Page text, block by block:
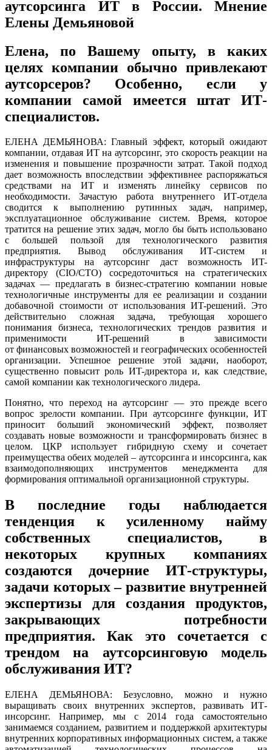
аутсорсинга ИТ в России. Мнение
Елены Демьяновой
Елена, по Вашему опыту, в каких
целях компании обычно привлекают
аутсорсеров? Особенно, если у
компании самой имеется штат ИТ-
специалистов.
ЕЛЕНА ДЕМЬЯНОВА: Главный эффект, который ожидают
компании, отдавая ИТ на аутсорсинг, это скорость реакции на
изменения и повышение прозрачности затрат. Такой подход
дает возможность впоследствии эффективнее распоряжаться
средствами на ИТ и изменять линейку сервисов по
необходимости. Зачастую работа внутреннего ИТ-отдела
сводится к выполнению рутинных задач, например,
эксплуатационное обслуживание систем. Время, которое
тратится на решение этих задач, могло бы быть использовано
с большей пользой для технологического развития
предприятия. Вывод обслуживания ИТ-систем и
инфраструктуры на аутсорсинг даст возможность ИT-
директору (CIO/CTO) сосредоточиться на стратегических
задачах — предлагать в бизнес-стратегию компании новые
технологичные инструменты для ее реализации и создании
добавочной стоимости от использования ИT-решений. Это
действительно сложная задача, требующая хорошего
понимания бизнеса, технологических трендов развития и
применимости ИT-решений в зависимости
от финансовых возможностей и географических особенностей
организации. Успешное решение этой задачи, наоборот,
существенно повысит роль ИT-директора и, как следствие,
самой компании как технологического лидера.
Понятно, что переход на аутсорсинг — это прежде всего
вопрос зрелости компании. При аутсорсинге функции, ИТ
приносит больший экономический эффект, позволяет
создавать новые возможности и трансформировать бизнес в
целом. ЦКР использует гибридную схему и сочетает
преимущества обеих моделей – аутсорсинга и инсорсинга, как
взаимодополняющих инструментов менеджмента для
формирования оптимальной организационной структуры.
В последние годы наблюдается
тенденция к усиленному найму
собственных специалистов, в
некоторых крупных компаниях
создаются дочерние ИТ-структуры,
задачи которых – развитие внутренней
экспертизы для создания продуктов,
закрывающих потребности
предприятия. Как это сочетается с
трендом на аутсорсинговую модель
обслуживания ИТ?
ЕЛЕНА ДЕМЬЯНОВА: Безусловно, можно и нужно
выращивать своих внутренних экспертов, развивать ИТ-
инсорсинг. Например, мы с 2014 года самостоятельно
занимаемся созданием, развитием и поддержкой архитектуры
внутренних корпоративных информационных систем, а также